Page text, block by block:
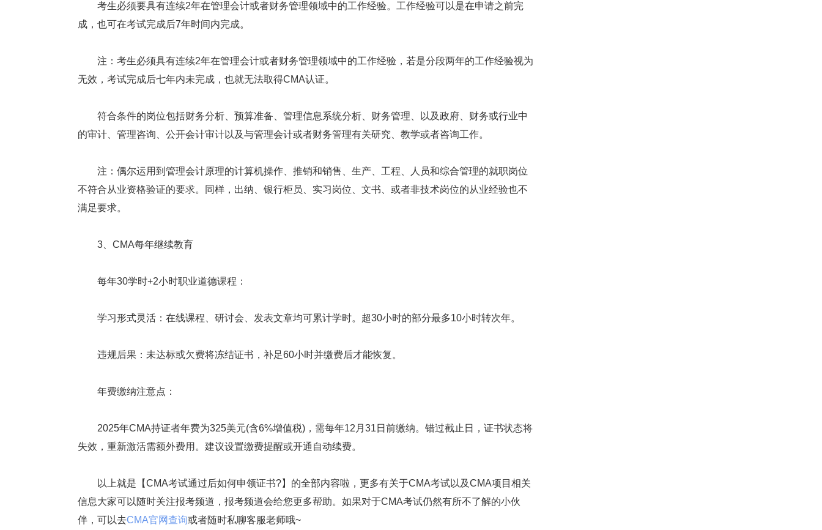
考生必须要具有连续2年在管理会计或者财务管理领域中的工作经验。工作经验可以是在申请之前完
成，也可在考试完成后7年时间内完成。
注：考生必须具有连续2年在管理会计或者财务管理领域中的工作经验，若是分段两年的工作经验视为
无效，考试完成后七年内未完成，也就无法取得CMA认证。
符合条件的岗位包括财务分析、预算准备、管理信息系统分析、财务管理、以及政府、财务或行业中
的审计、管理咨询、公开会计审计以及与管理会计或者财务管理有关研究、教学或者咨询工作。
注：偶尔运用到管理会计原理的计算机操作、推销和销售、生产、工程、人员和综合管理的就职岗位
不符合从业资格验证的要求。同样，出纳、银行柜员、实习岗位、文书、或者非技术岗位的从业经验也不
满足要求。
3、CMA每年继续教育
每年30学时+2小时职业道德课程：
学习形式灵活：在线课程、研讨会、发表文章均可累计学时。超30小时的部分最多10小时转次年。
违规后果：未达标或欠费将冻结证书，补足60小时并缴费后才能恢复。
年费缴纳注意点：
2025年CMA持证者年费为325美元(含6%增值税)，需每年12月31日前缴纳。错过截止日，证书状态将
失效，重新激活需额外费用。建议设置缴费提醒或开通自动续费。
以上就是【CMA考试通过后如何申领证书?】的全部内容啦，更多有关于CMA考试以及CMA项目相关
信息大家可以随时关注报考频道，报考频道会给您更多帮助。如果对于CMA考试仍然有所不了解的小伙
伴，可以去CMA官网查询或者随时私聊客服老师哦~